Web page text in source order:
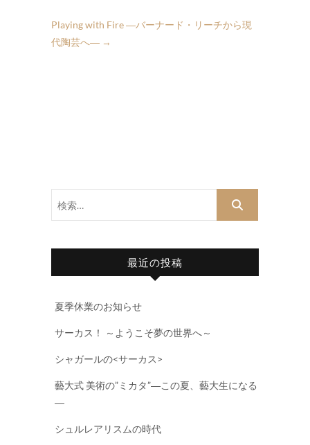
Playing with Fire ―バーナード・リーチから現
代陶芸へ― →
最近の投稿
夏季休業のお知らせ
サーカス！ ～ようこそ夢の世界へ～
シャガールの<サーカス>
藝大式 美術の”ミカタ”―この夏、藝大生になる
―
シュルレアリスムの時代